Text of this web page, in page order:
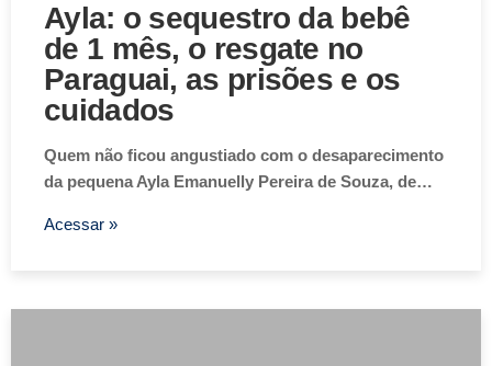
Ayla: o sequestro da bebê
de 1 mês, o resgate no
Paraguai, as prisões e os
cuidados
Quem não ficou angustiado com o desaparecimento
da pequena Ayla Emanuelly Pereira de Souza, de…
Acessar »